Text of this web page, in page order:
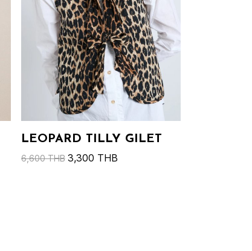
LEOPARD TILLY GILET
6,600 THB 3,300 THB